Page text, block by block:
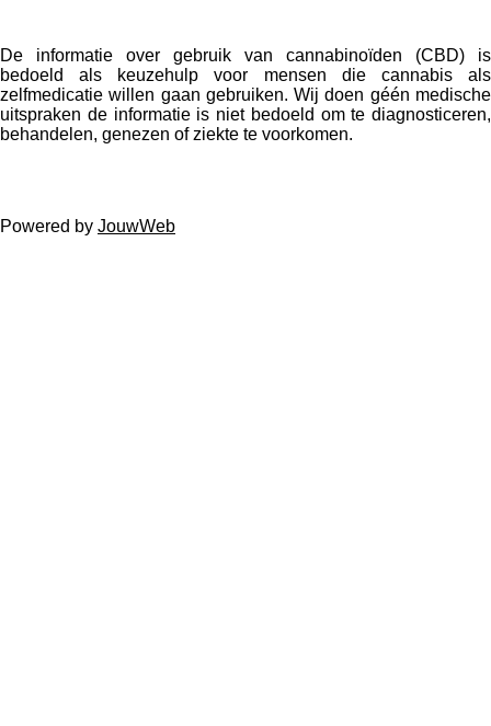
De informatie over gebruik van cannabinoïden (CBD) is
bedoeld als keuzehulp voor mensen die cannabis als
zelfmedicatie willen gaan gebruiken. Wij doen géén medische
uitspraken de informatie is niet bedoeld om te diagnosticeren,
behandelen, genezen of ziekte te voorkomen.
Powered by JouwWeb